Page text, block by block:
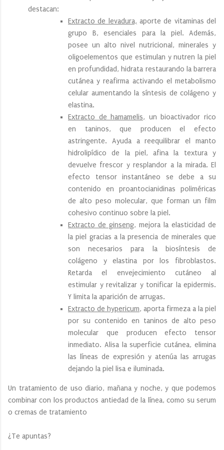
destacan:
Extracto de levadura, aporte de vitaminas del
grupo B, esenciales para la piel. Además,
posee un alto nivel nutricional, minerales y
oligoelementos que estimulan y nutren la piel
en profundidad, hidrata restaurando la barrera
cutánea y reafirma activando el metabolismo
celular aumentando la síntesis de colágeno y
elastina.
Extracto de hamamelis, un bioactivador rico
en taninos, que producen el efecto
astringente. Ayuda a reequilibrar el manto
hidrolipídico de la piel, afina la textura y
devuelve frescor y resplandor a la mirada. El
efecto tensor instantáneo se debe a su
contenido en proantocianidinas poliméricas
de alto peso molecular, que forman un film
cohesivo continuo sobre la piel.
Extracto de ginseng, mejora la elasticidad de
la piel gracias a la presencia de minerales que
son necesarios para la biosíntesis de
colágeno y elastina por los fibroblastos.
Retarda el envejecimiento cutáneo al
estimular y revitalizar y tonificar la epidermis.
Y limita la aparición de arrugas.
Extracto de hypericum, aporta firmeza a la piel
por su contenido en taninos de alto peso
molecular que producen efecto tensor
inmediato. Alisa la superficie cutánea, elimina
las líneas de expresión y atenúa las arrugas
dejando la piel lisa e iluminada.
Un tratamiento de uso diario, mañana y noche, y que podemos
combinar con los productos antiedad de la línea, como su serum
o cremas de tratamiento
¿Te apuntas?